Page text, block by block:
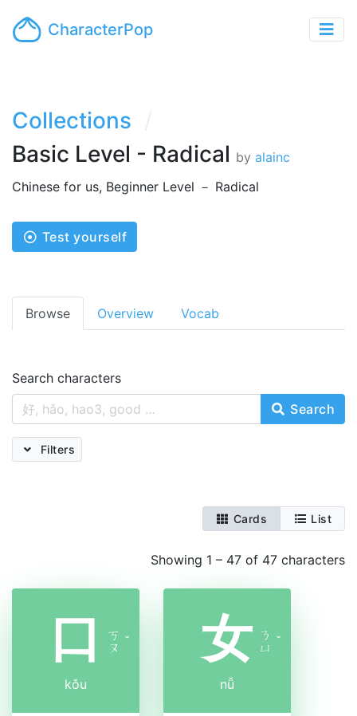
CharacterPop
Collections
Basic Level - Radical by alainc
Chinese for us, Beginner Level － Radical
Test yourself
Browse Overview Vocab
Search characters
Search
Filters
Cards List
Showing 1 – 47 of 47 characters
口
ㄎ
ㄡ ˇ
kǒu
女 ㄋ
ㄩ ˇ
nǚ